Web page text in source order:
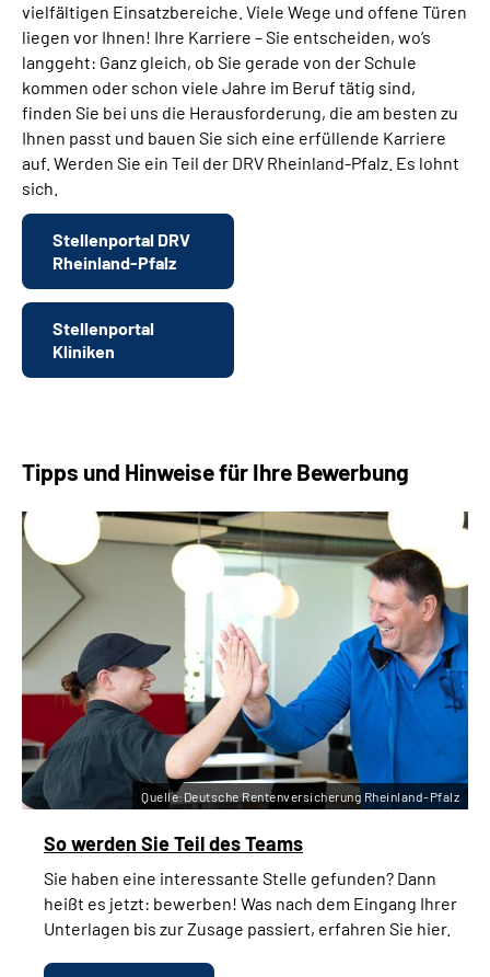
vielfältigen Einsatzbereiche. Viele Wege und offene Türen
liegen vor Ihnen! Ihre Karriere – Sie entscheiden, wo’s
langgeht: Ganz gleich, ob Sie gerade von der Schule
kommen oder schon viele Jahre im Beruf tätig sind,
finden Sie bei uns die Herausforderung, die am besten zu
Ihnen passt und bauen Sie sich eine erfüllende Karriere
auf. Werden Sie ein Teil der DRV Rheinland-Pfalz. Es lohnt
sich.
Stellenportal DRV
Rheinland-Pfalz
Stellenportal
Kliniken
Tipps und Hinweise für Ihre Bewerbung
So werden Sie Teil desTeams
Sie haben eine interessante Stelle gefunden? Dann
heißt es jetzt: bewerben! Was nach dem Eingang Ihrer
Unterlagen bis zur Zusage passiert, erfahren Sie hier.
Quelle:Deutsche Rentenversicherung Rheinland-Pfalz